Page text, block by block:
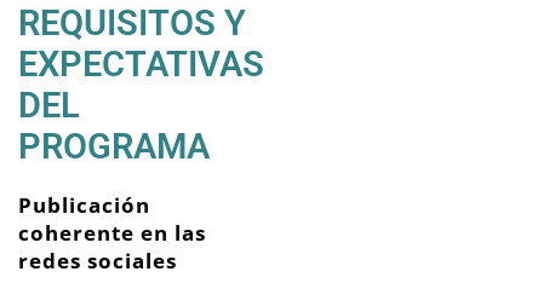
REQUISITOS Y
EXPECTATIVAS
DEL
PROGRAMA
Publicación
coherente en las
redes sociales